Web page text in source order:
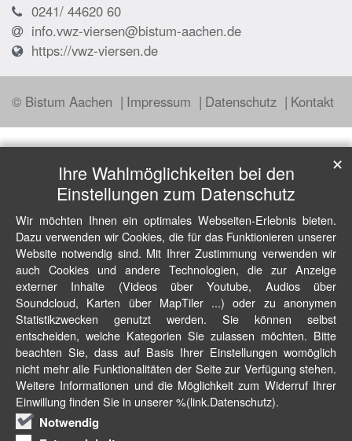
0241/ 44620 60
info.vwz-viersen@bistum-aachen.de
https://vwz-viersen.de
© Bistum Aachen Impressum Datenschutz Kontakt
Ihre Wahlmöglichkeiten bei den
Einstellungen zum Datenschutz
Wir möchten Ihnen ein optimales Webseiten-Erlebnis bieten.
Dazu verwenden wir Cookies, die für das Funktionieren unserer
Website notwendig sind. Mit Ihrer Zustimmung verwenden wir
auch Cookies und andere Technologien, die zur Anzeige
externer Inhalte (Videos über Youtube, Audios über
Soundcloud, Karten über MapTiler ...) oder zu anonymen
Statistikzwecken genutzt werden. Sie können selbst
entscheiden, welche Kategorien Sie zulassen möchten. Bitte
beachten Sie, dass auf Basis Ihrer Einstellungen womöglich
nicht mehr alle Funktionalitäten der Seite zur Verfügung stehen.
Weitere Informationen und die Möglichkeit zum Widerruf Ihrer
Einwillung finden Sie in unserer %(link.Datenschutz).
Notwendig
✕